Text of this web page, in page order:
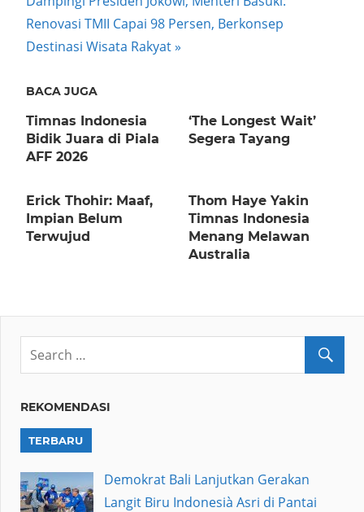
navigation
Post:
Renovasi TMII Capai 98 Persen, Berkonsep
Destinasi Wisata Rakyat
BACA JUGA
Timnas Indonesia
Bidik Juara di Piala
AFF 2026
‘The Longest Wait’
Segera Tayang
Erick Thohir: Maaf,
Impian Belum
Terwujud
Thom Haye Yakin
Timnas Indonesia
Menang Melawan
Australia
REKOMENDASI
TERBARU
Demokrat Bali Lanjutkan Gerakan
Langit Biru Indonesià Asri di Pantai